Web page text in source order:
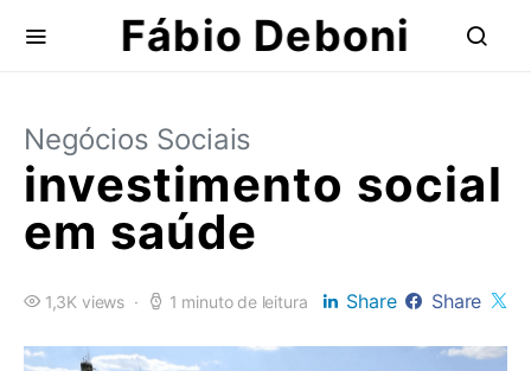
Fábio Deboni
Negócios Sociais
investimento social
em saúde
1,3K views 1 minuto de leitura Share Share